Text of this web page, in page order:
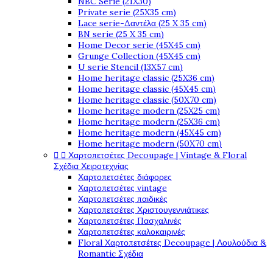
Private serie (25X35 cm)
Lace serie-Δαντέλα (25 X 35 cm)
BN serie (25 X 35 cm)
Home Decor serie (45X45 cm)
Grunge Collection (45X45 cm)
U serie Stencil (13X57 cm)
Home heritage classic (25X36 cm)
Home heritage classic (45X45 cm)
Home heritage classic (50X70 cm)
Home heritage modern (25X25 cm)
Home heritage modern (25X36 cm)
Home heritage modern (45X45 cm)
Home heritage modern (50X70 cm)
  Χαρτοπετσέτες Decoupage | Vintage & Floral
Σχέδια Χειροτεχνίας
Χαρτοπετσέτες διάφορες
Χαρτοπετσέτες vintage
Χαρτοπετσέτες παιδικές
Χαρτοπετσέτες Χριστουγεννιάτικες
Χαρτοπετσέτες Πασχαλινές
Χαρτοπετσέτες καλοκαιρινές
Floral Χαρτοπετσέτες Decoupage | Λουλούδια &
Romantic Σχέδια